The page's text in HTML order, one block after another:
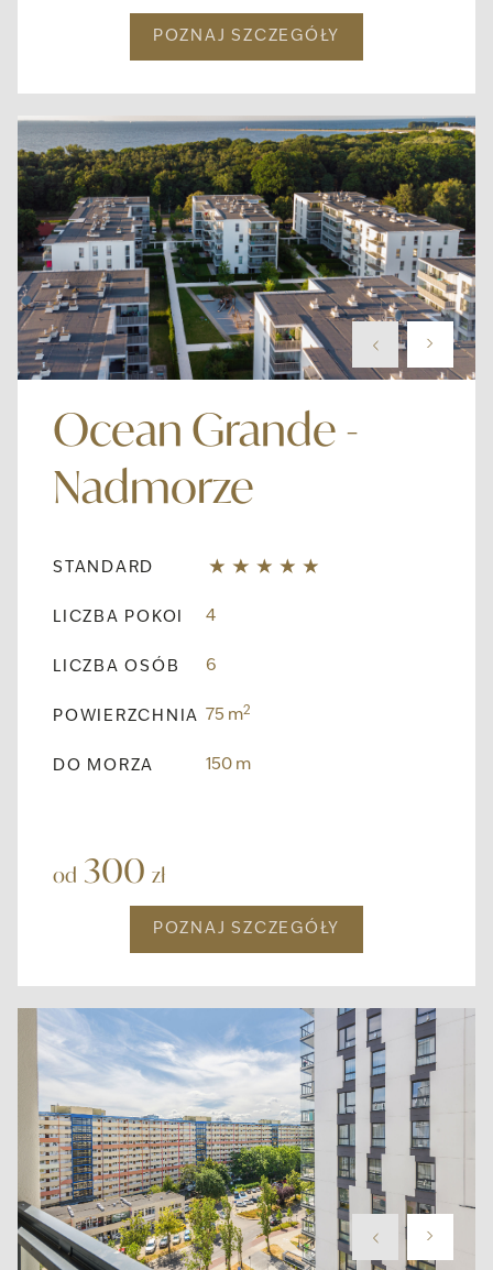
POZNAJ SZCZEGÓŁY
Ocean Grande -
Nadmorze
STANDARD
LICZBA POKOI 4
LICZBA OSÓB 6
POWIERZCHNIA 75 m2
DO MORZA 150 m
od 300 zł
POZNAJ SZCZEGÓŁY